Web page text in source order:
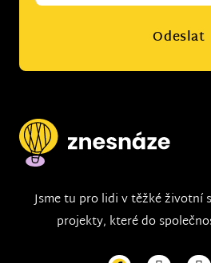
Odeslat
Jsme tu pro lidi v těžké životní
projekty, které do